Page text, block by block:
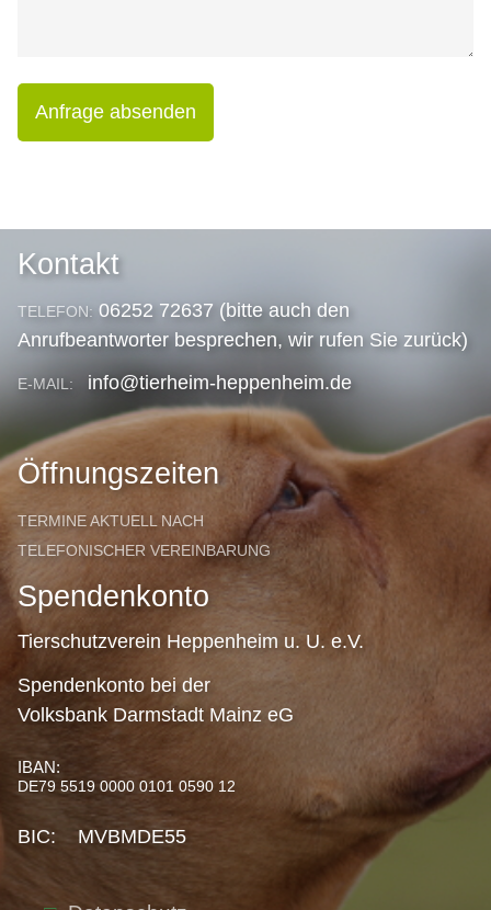
Anfrage absenden
Kontakt
TELEFON: 06252 72637 (bitte auch den
Anrufbeantworter besprechen, wir rufen Sie zurück)
E-MAIL: info@tierheim-heppenheim.de
Öffnungszeiten
TERMINE AKTUELL NACH
TELEFONISCHER VEREINBARUNG
Spendenkonto
Tierschutzverein Heppenheim u. U. e.V.
Spendenkonto bei der
Volksbank Darmstadt Mainz eG
IBAN:
DE79 5519 0000 0101 0590 12
BIC: MVBMDE55